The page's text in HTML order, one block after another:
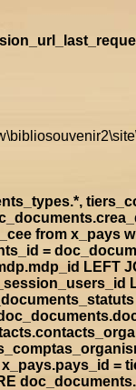
from x_pays
=
=